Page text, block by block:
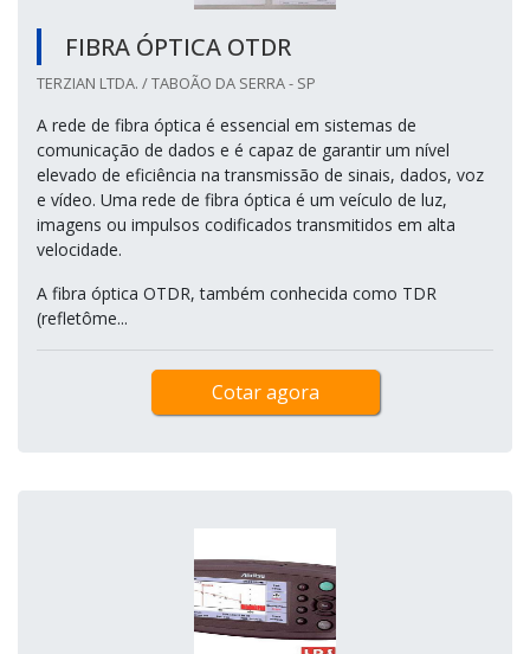
FIBRA ÓPTICA OTDR
TERZIAN LTDA. / TABOÃO DA SERRA - SP
A rede de fibra óptica é essencial em sistemas de
comunicação de dados e é capaz de garantir um nível
elevado de eficiência na transmissão de sinais, dados, voz
e vídeo. Uma rede de fibra óptica é um veículo de luz,
imagens ou impulsos codificados transmitidos em alta
velocidade.
A fibra óptica OTDR, também conhecida como TDR
(refletôme...
Cotar agora